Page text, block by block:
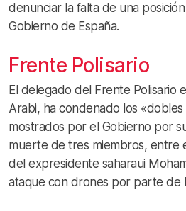
denunciar la falta de una
Gobierno de España.
Frente Polisario
El delegado del Frente Polisario
Arabi, ha condenado los «dobles
mostrados por el Gobierno por
muerte de tres miembros, entre
del expresidente saharaui
ataque con drones por parte de